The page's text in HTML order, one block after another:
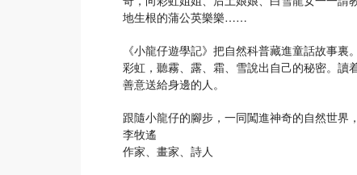
地生根的蒲公英樂樂……
《小龍仔遊學記》把自然科普藏進童話故事
彩虹，聽霧、露、霜、雪說出自己的秘密。讀
善意送給身邊的人。
跟隨小龍仔的腳步，一同闖進神奇的自然世界
李牧遙
作家、畫家、詩人